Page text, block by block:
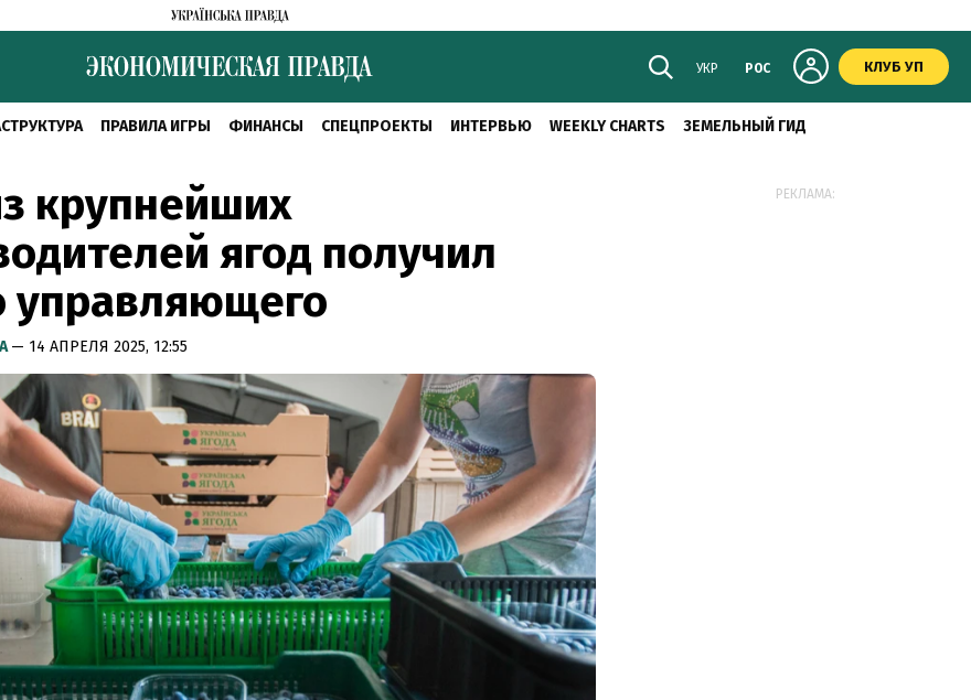
УКР РОС КЛУБ УП
ПРАВИЛА ИГРЫ ФИНАНСЫ СПЕЦПРОЕКТЫ ИНТЕРВЬЮ WEEKLY CHARTS ЗЕМЕЛЬНЫЙ ГИД
крупнейших
ягод получил
управляющего
— 14 АПРЕЛЯ 2025, 12:55
РЕКЛАМА: